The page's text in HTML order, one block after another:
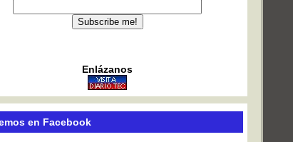
Enlázanos
en Facebook